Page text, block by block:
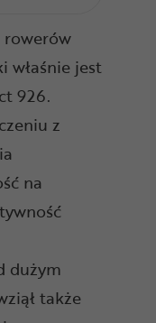
rowerów
właśnie jest
926.
z
na
dużym
także